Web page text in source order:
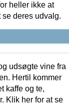
heller ikke at
se deres udvalg.
udsøgte vine fra
Hertil kommer
kaffe og te,
Klik her for at se